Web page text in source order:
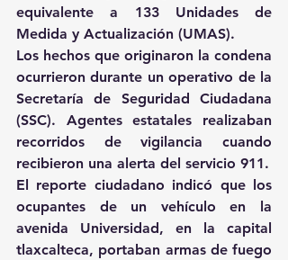
equivalente a 133 Unidades de
Medida y Actualización (UMAS).
Los hechos que originaron la condena
ocurrieron durante un operativo de la
Secretaría de Seguridad Ciudadana
(SSC). Agentes estatales realizaban
recorridos de vigilancia cuando
recibieron una alerta del servicio 911.
El reporte ciudadano indicó que los
ocupantes de un vehículo en la
avenida Universidad, en la capital
tlaxcalteca, portaban armas de fuego